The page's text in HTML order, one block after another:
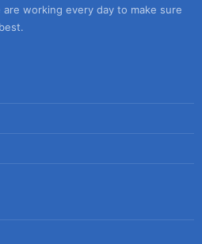
working every day to make sure